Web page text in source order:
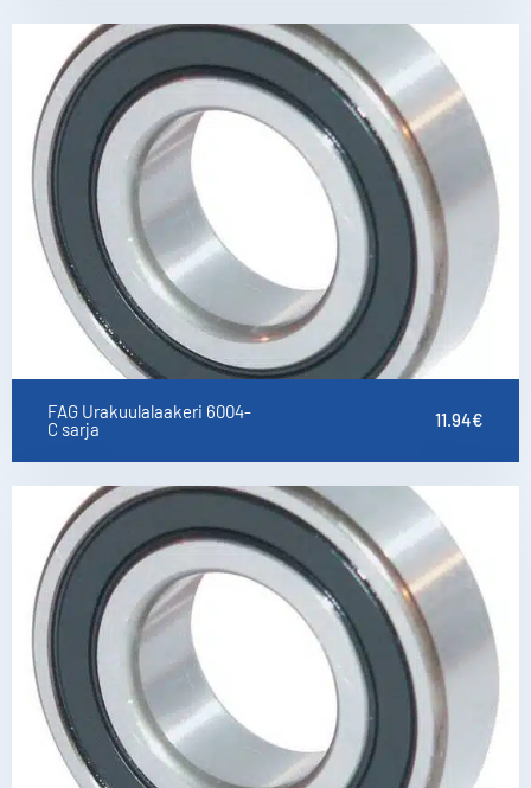
FAG Urakuulalaakeri 6004-
C sarja
11.94€